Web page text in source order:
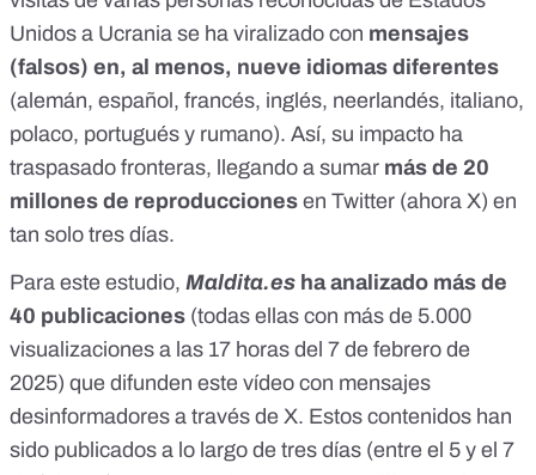
Unidos a Ucrania se ha viralizado con mensajes
(falsos) en, al menos, nueve idiomas diferentes
(alemán, español, francés, inglés, neerlandés, italiano,
polaco, portugués y rumano). Así, su impacto ha
traspasado fronteras, llegando a sumar más de 20
millones de reproducciones en Twitter (ahora X) en
tan solo tres días.
Para este estudio, Maldita.es ha analizado más de
40 publicaciones (todas ellas con más de 5.000
visualizaciones a las 17 horas del 7 de febrero de
2025) que difunden este vídeo con mensajes
desinformadores a través de X. Estos contenidos han
sido publicados a lo largo de tres días (entre el 5 y el 7